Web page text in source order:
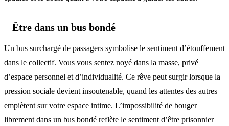
Être dans un bus bondé
Un bus surchargé de passagers symbolise le sentiment d’étouffement
dans le collectif. Vous vous sentez noyé dans la masse, privé
d’espace personnel et d’individualité. Ce rêve peut surgir lorsque la
pression sociale devient insoutenable, quand les attentes des autres
empiètent sur votre espace intime. L’impossibilité de bouger
librement dans un bus bondé reflète le sentiment d’être prisonnier